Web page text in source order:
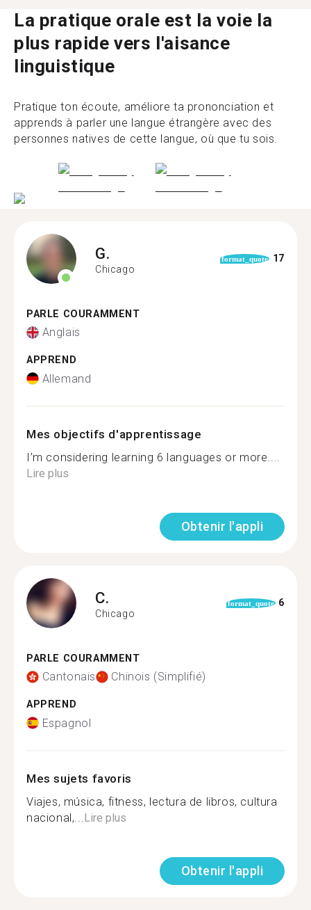
La pratique orale est la voie la
plus rapide vers l'aisance
linguistique
Pratique ton écoute, améliore ta prononciation et
apprends à parler une langue étrangère avec des
personnes natives de cette langue, où que tu sois.
G.
Chicago
format_quote 17
PARLE COURAMMENT
Anglais
APPREND
Allemand
Mes objectifs d'apprentissage
I’m considering learning 6 languages or more....
Lire plus
Obtenir l'appli
C.
Chicago
format_quote 6
PARLE COURAMMENT
Cantonais Chinois (Simplifié)
APPREND
Espagnol
Mes sujets favoris
Viajes, música, fitness, lectura de libros, cultura
nacional,... Lire plus
Obtenir l'appli